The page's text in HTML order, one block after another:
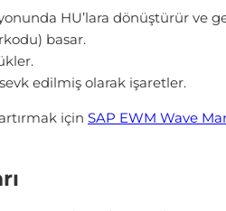
HU’lara dönüştürür ve
basar.
edilmiş olarak işaretler.
için SAP EWM Wave